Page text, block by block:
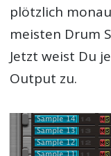
plötzlich
meisten Drum
Jetzt weist Du
Output zu.